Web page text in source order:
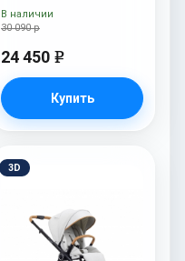
30 090 р
24 450 e
Купить
В наличии
3D